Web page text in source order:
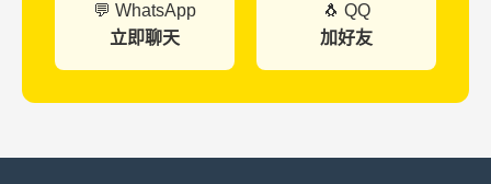
💬 WhatsApp
立即聊天
🐧 QQ
加好友